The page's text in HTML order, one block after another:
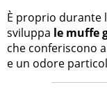
È proprio durante
sviluppa le muffe
che conferiscono
e un odore